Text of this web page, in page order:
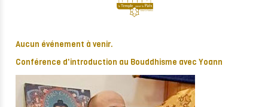
Aucun événement à venir.
Conférence d'introduction au Bouddhisme avec Yoann